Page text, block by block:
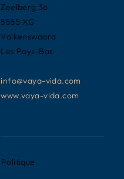
Zeelberg 36
5555 XG
Valkenswaard
Les Pays-Bas
info@vaya-vida.com
www.vaya-vida.com
Politique